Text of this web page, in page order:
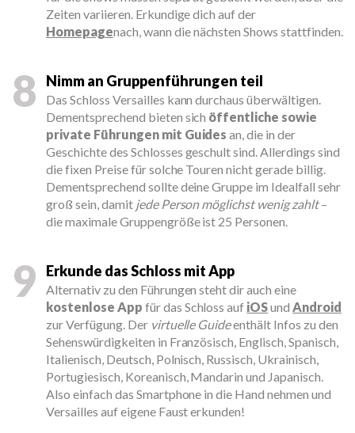
Zeiten variieren. Erkundige dich auf der
Homepagenach, wann die nächsten Shows stattfinden.
8 Nimm an Gruppenführungen teil
Das Schloss Versailles kann durchaus überwältigen.
Dementsprechend bieten sich öffentliche sowie
private Führungen mit Guides an, die in der
Geschichte des Schlosses geschult sind. Allerdings sind
die fixen Preise für solche Touren nicht gerade billig.
Dementsprechend sollte deine Gruppe im Idealfall sehr
groß sein, damit jede Person möglichst wenig zahlt–
die maximale Gruppengröße ist 25 Personen.
9 Erkunde das Schloss mit App
Alternativ zu den Führungen steht dir auch eine
kostenlose App für das Schloss auf iOSundAndroid
zur Verfügung. Der virtuelle Guideenthält Infos zu den
Sehenswürdigkeiten in Französisch, Englisch, Spanisch,
Italienisch, Deutsch, Polnisch, Russisch, Ukrainisch,
Portugiesisch, Koreanisch, Mandarin und Japanisch.
Also einfach das Smartphone in die Hand nehmen und
Versailles auf eigene Faust erkunden!